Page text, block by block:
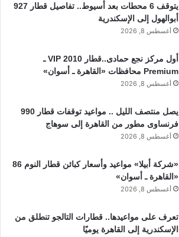
يتوقف 6 محطات بعد أسيوط.. تفاصيل قطار 927
أبوالهول إلى الإسكندرية
أغسطس 8, 2026
أول مركز نجع حمادى..قطار 2010 VIP ـ
Premium محافظات «القاهرة ـ أسوان»
أغسطس 8, 2026
يصل منتصف الليل .. مواعيد توقفات قطار 990
فرنساوى مطور من القاهرة إلى سوهاج
أغسطس 8, 2026
«شركة أبيلا» مواعيد وأسعار كبائن قطار النوم 86
«القاهرة ـ أسوان»
أغسطس 8, 2026
تعرف على مواعيدها.. قطارات التالجو تنطلق من
الإسكندرية إلى القاهرة يوميًا